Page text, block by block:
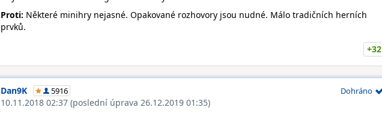
Proti: Některé minihry nejasné. Opakované rozhovory jsou nudné. Málo tradičních herních
prvků.
+32
Dan9K 5916
10.11.2018 02:37 (poslední úprava 26.12.2019 01:35)
Dohráno